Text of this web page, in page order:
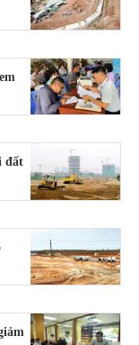
đất